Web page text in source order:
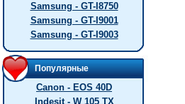
Samsung - GT-I8750
Samsung - GT-I9001
Samsung - GT-I9003
Популярные
Canon - EOS 40D
Indesit - W 105 TX